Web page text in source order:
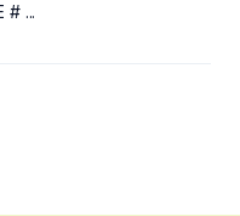
# ...